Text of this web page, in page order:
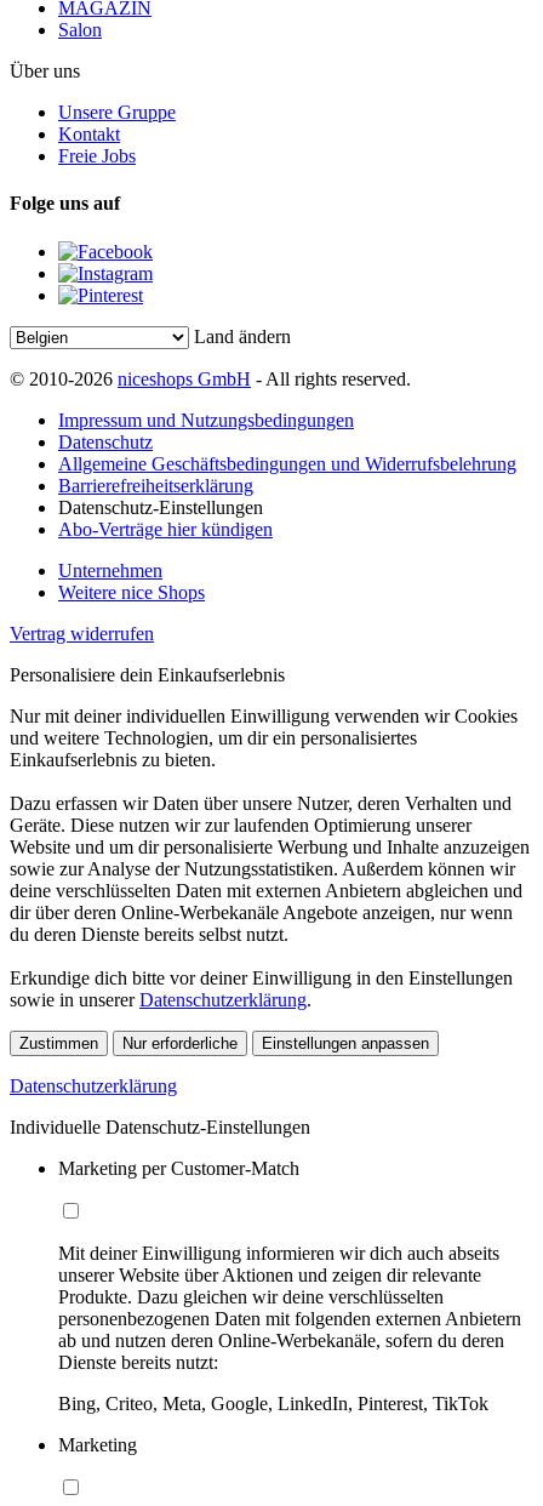
MAGAZIN
Salon
Über uns
Unsere Gruppe
Kontakt
Freie Jobs
Folge uns auf
Land ändern
© 2010-2026 niceshops GmbH - All rights reserved.
Impressum und Nutzungsbedingungen
Datenschutz
Allgemeine Geschäftsbedingungen und Widerrufsbelehrung
Barrierefreiheitserklärung
Datenschutz-Einstellungen
Abo-Verträge hier kündigen
Unternehmen
Weitere nice Shops
Vertrag widerrufen
Personalisiere dein Einkaufserlebnis
Nur mit deiner individuellen Einwilligung verwenden wir Cookies
und weitere Technologien, um dir ein personalisiertes
Einkaufserlebnis zu bieten.
Dazu erfassen wir Daten über unsere Nutzer, deren Verhalten und
Geräte. Diese nutzen wir zur laufenden Optimierung unserer
Website und um dir personalisierte Werbung und Inhalte anzuzeigen
sowie zur Analyse der Nutzungsstatistiken. Außerdem können wir
deine verschlüsselten Daten mit externen Anbietern abgleichen und
dir über deren Online-Werbekanäle Angebote anzeigen, nur wenn
du deren Dienste bereits selbst nutzt.
Erkundige dich bitte vor deiner Einwilligung in den Einstellungen
sowie in unsererDatenschutzerklärung.
Zustimmen Nur erforderliche Einstellungen anpassen
Datenschutzerklärung
Individuelle Datenschutz-Einstellungen
Marketing per Customer-Match
Mit deiner Einwilligung informieren wir dich auch abseits
unserer Website über Aktionen und zeigen dir relevante
Produkte. Dazu gleichen wir deine verschlüsselten
personenbezogenen Daten mit folgenden externen Anbietern
ab und nutzen deren Online-Werbekanäle, sofern du deren
Dienste bereits nutzt:
Bing, Criteo, Meta, Google, LinkedIn, Pinterest, TikTok
Marketing